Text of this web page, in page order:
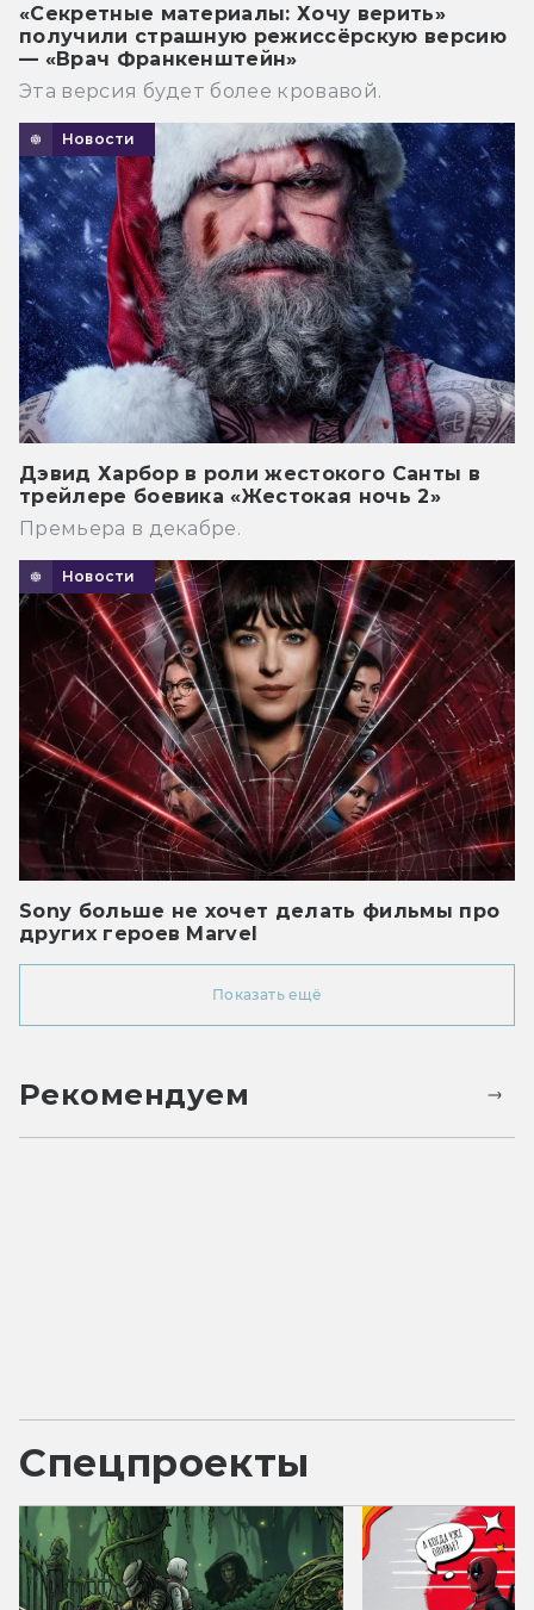
«Секретные материалы: Хочу верить»
получили страшную режиссёрскую версию
— «Врач Франкенштейн»
Эта версия будет более кровавой.
Новости
Дэвид Харбор в роли жестокого Санты в
трейлере боевика «Жестокая ночь 2»
Премьера в декабре.
Новости
Sony больше не хочет делать фильмы про
других героев Marvel
Показать ещё
Рекомендуем
Спецпроекты